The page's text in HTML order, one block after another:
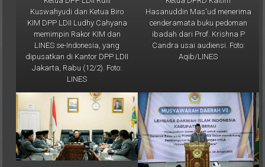
KIM DPP LDII Ludhy Cahyana
memimpin Rakor KIM dan
LINES se-Indonesia, yang
dipusatkan di Kantor DPP LDII
Jakarta, Rabu (12/2). Foto:
LINES
cenderamata buku pedoman
ibadah dari Prof. Krishna P
Candra usai audiensi. Foto:
Aqib/LINES
Ketua DPRD Kaltim